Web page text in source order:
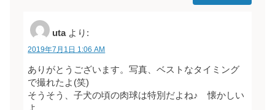
uta より:
2019年7月1日 1:06 AM
ありがとうございます。写真、ベストなタイミング
で撮れたよ(笑)
そうそう、子犬の頃の肉球は特別だよね♪ 懐かしい